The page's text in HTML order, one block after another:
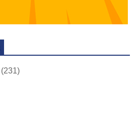
(231)